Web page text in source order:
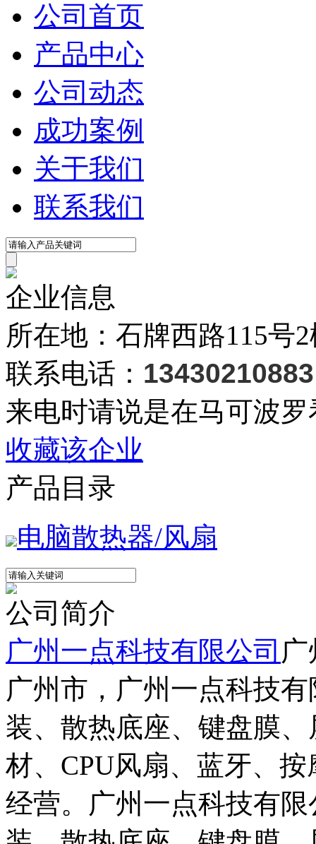
公司首页
产品中心
公司动态
成功案例
关于我们
联系我们
企业信息
所在地：石牌西路115号2
联系电话： 13430210883
来电时请说是在马可波
收藏该企业
产品目录
电脑散热器/风扇
公司简介
广州一点科技有限公司
广州市，广州一点科技
装、散热底座、键盘膜
材、CPU风扇、蓝牙、
经营。广州一点科技有